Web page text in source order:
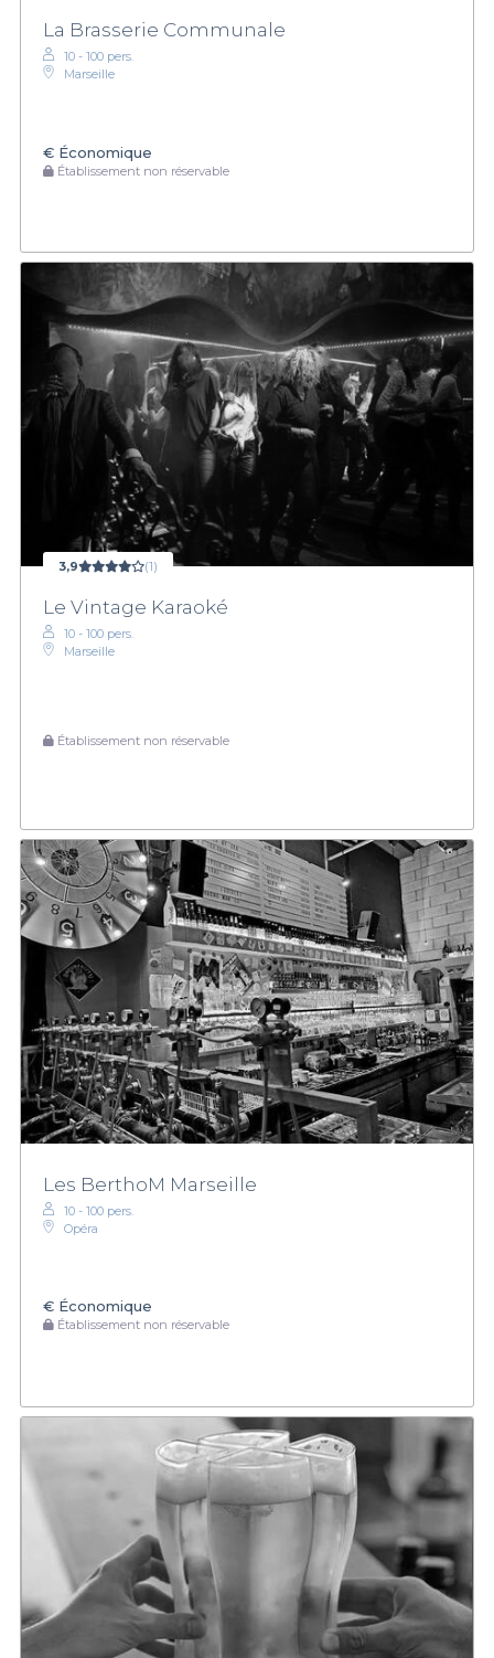
La Brasserie Communale
10 - 100 pers.
Marseille
€ Économique
Établissement non réservable
3,9 (1)
Le Vintage Karaoké
10 - 100 pers.
Marseille
Établissement non réservable
Les BerthoM Marseille
10 - 100 pers.
Opéra
€ Économique
Établissement non réservable